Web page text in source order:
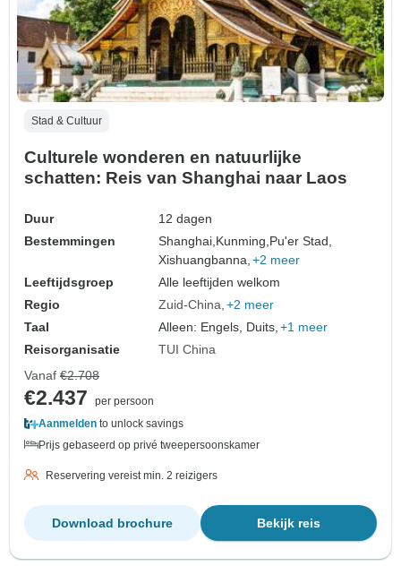
Stad & Cultuur
Culturele wonderen en natuurlijke
schatten: Reis van Shanghai naar Laos
Duur
12 dagen
Bestemmingen
Shanghai, Kunming, Pu'er Stad,
Xishuangbanna, +2 meer
Leeftijdsgroep
Alle leeftijden welkom
Regio
Zuid-China +2 meer
Taal
Alleen: Engels, Duits, +1 meer
Reisorganisatie
TUI China
Vanaf €2.708
€2.437
per persoon
Aanmelden to unlock savings
Prijs gebaseerd op privé tweepersoonskamer
Reservering vereist min. 2 reizigers
Bekijk reis
Download brochure